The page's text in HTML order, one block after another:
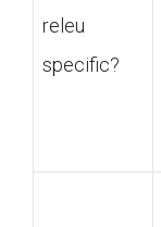
releu
specific?